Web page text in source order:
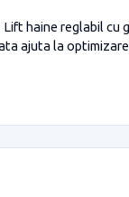
haine reglabil cu
ajuta la